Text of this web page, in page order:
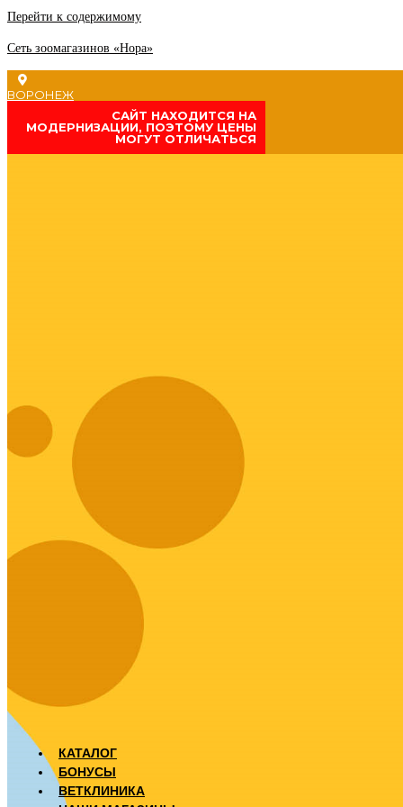
Перейти к содержимому
Сеть зоомагазинов «Нора»
ВОРОНЕЖ
CАЙТ НАХОДИТСЯ НА
МОДЕРНИЗАЦИИ, ПОЭТОМУ ЦЕНЫ
МОГУТ ОТЛИЧАТЬСЯ
КАТАЛОГ
БОНУСЫ
ВЕТКЛИНИКА